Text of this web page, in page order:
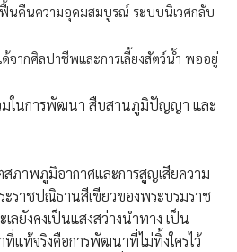
นคืนความอุดมสมบูรณ์ ระบบนิเวศกลับ
จากศิลปาชีพและการเลี้ยงสัตว์น้ำ พออยู่
ในการพัฒนา สืบสานภูมิปัญญา และ
ภาพภูมิอากาศและการสูญเสียความ
ราชปณิธานสีเขียวของพระบรมราช
ยังคงเป็นแสงสว่างนำทาง เป็น
ที่แท้จริงคือการพัฒนาที่ไม่ทิ้งใครไว้